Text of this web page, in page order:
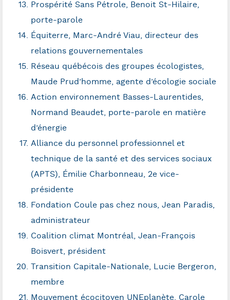
Prospérité Sans Pétrole, Benoit St-Hilaire,
porte-parole
Équiterre, Marc-André Viau, directeur des
relations gouvernementales
Réseau québécois des groupes écologistes,
Maude Prud’homme, agente d’écologie sociale
Action environnement Basses-Laurentides,
Normand Beaudet, porte-parole en matière
d’énergie
Alliance du personnel professionnel et
technique de la santé et des services sociaux
(APTS), Émilie Charbonneau, 2e vice-
présidente
Fondation Coule pas chez nous, Jean Paradis,
administrateur
Coalition climat Montréal, Jean-François
Boisvert, président
Transition Capitale-Nationale, Lucie Bergeron,
membre
Mouvement écocitoyen UNEplanète, Carole